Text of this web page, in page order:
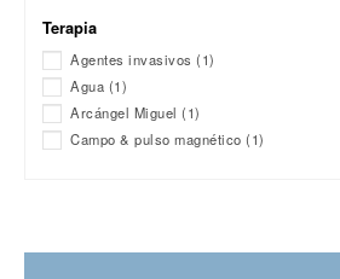
Terapia
Agentes invasivos(1)
Agua (1)
Arcángel Miguel(1)
Campo & pulso magnético(1)